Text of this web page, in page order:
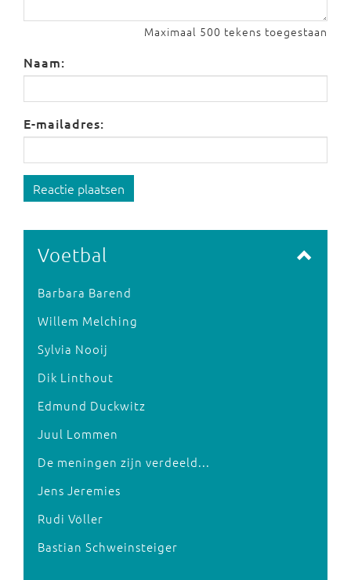
Maximaal 500 tekens toegestaan
Naam:
E-mailadres:
Reactie plaatsen
Voetbal
Barbara Barend
Willem Melching
Sylvia Nooij
Dik Linthout
Edmund Duckwitz
Juul Lommen
De meningen zijn verdeeld...
Jens Jeremies
Rudi Völler
Bastian Schweinsteiger